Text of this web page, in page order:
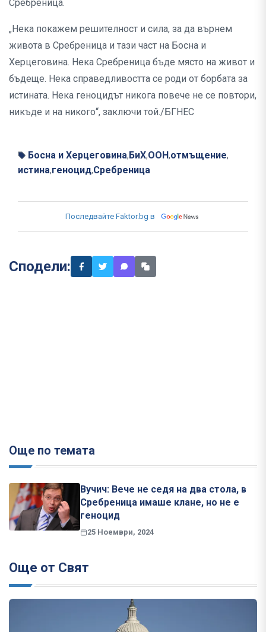
Сребреница.
„Нека покажем решителност и сила, за да върнем
живота в Сребреница и тази част на Босна и
Херцеговина. Нека Сребреница бъде място на живот и
бъдеще. Нека справедливостта се роди от борбата за
истината. Нека геноцидът никога повече не се повтори,
никъде и на никого“, заключи той./БГНЕС
Босна и Херцеговина, БиХ,ООН,отмъщение,
истина,геноцид,Сребреница
Последвайте Faktor.bg в
Сподели:
Още по темата
Вучич: Вече не седя на два стола, в
Сребреница имаше клане, но не е
геноцид
25 Ноември, 2024
Още от Свят